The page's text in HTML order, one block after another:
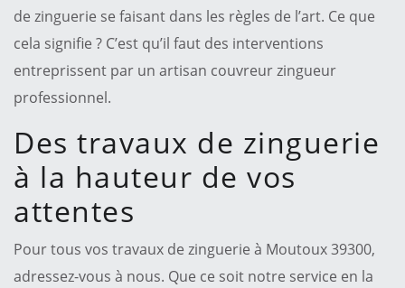
de zinguerie se faisant dans les règles de l’art. Ce que
cela signifie ? C’est qu’il faut des interventions
entreprissent par un artisan couvreur zingueur
professionnel.
Des travaux de zinguerie
à la hauteur de vos
attentes
Pour tous vos travaux de zinguerie à Moutoux 39300,
adressez-vous à nous. Que ce soit notre service en la